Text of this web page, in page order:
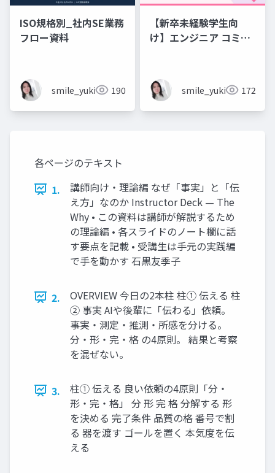
ISO規格別_社内SE業務
フロー資料
smile_yukiko_it190
【新卒未経験学生向
け】エンジニア コミュ
のコミュニケーション
フレーズ集smile_yukiko_it172
各ページのテキスト
1.
講師向け・理論編 なぜ「事実」と「伝
え方」なのか Instructor Deck — The
Why • この資料は講師が解説するため
の理論編 • 各スライドのノート欄に話
す要点を記載 • 受講生は手元の実践編
で手を動かす 石黒友季子
2.
OVERVIEW 今日の2本柱 柱① 伝える 柱
② 事実 AIや後輩に「伝わる」依頼。
事実・測定・推測・所感を分ける。
分・形・完・格 の4原則。 結果と考察
を混ぜない。
3.
柱① 伝える 良い依頼の4原則「分・
形・完・格」 分 形 完 格 分解する 形
を決める 完了条件 品質の格 番号で割
る 器を渡す ゴールを置く 本気度を伝
える